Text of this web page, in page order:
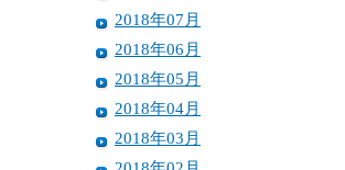
2018年07月
2018年06月
2018年05月
2018年04月
2018年03月